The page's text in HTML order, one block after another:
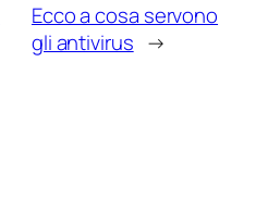
Ecco a cosa servono
gli antivirus →